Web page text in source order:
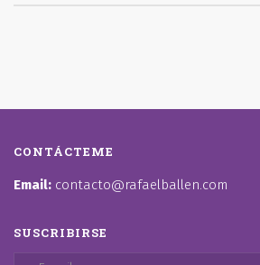
CONTÁCTEME
Email: contacto@rafaelballen.com
SUSCRIBIRSE